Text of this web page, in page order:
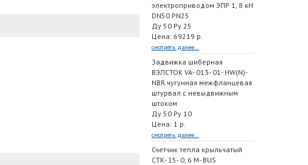
электроприводом ЭПР 1, 8 кН
DN50 PN25
Ду 50 Ру 25
Цена: 69219 р.
смотреть далее...
Задвижка шиберная
ВЭЛСТОК VA- 013- 01- HW(N)-
NBR чугунная межфланцевая
штурвал с невыдвижным
штоком
Ду 50 Ру 10
Цена: 1 р.
смотреть далее...
Счетчик тепла крыльчатый
СТК- 15- 0, 6 M- BUS